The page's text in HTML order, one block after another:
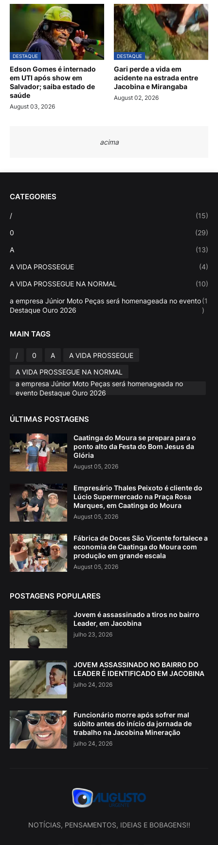
DESTAQUE
Edson Gomes é internado
em UTI após show em
Salvador; saiba estado de
saúde
August 03, 2026
DESTAQUE
Gari perde a vida em
acidente na estrada entre
Jacobina e Mirangaba
August 02, 2026
acima
CATEGORIES
/ (15)
0 (29)
A (13)
A VIDA PROSSEGUE (4)
A VIDA PROSSEGUE NA NORMAL (10)
a empresa Júnior Moto Peças será homenageada no evento
Destaque Ouro 2026
(1
)
MAIN TAGS
/ 0 A
A VIDA PROSSEGUE
A VIDA PROSSEGUE NA NORMAL
a empresa Júnior Moto Peças será homenageada no
evento Destaque Ouro 2026
ÚLTIMAS POSTAGENS
Caatinga do Moura se prepara para o
ponto alto da Festa do Bom Jesus da
Glória
August 05, 2026
Empresário Thales Peixoto é cliente do
Lúcio Supermercado na Praça Rosa
Marques, em Caatinga do Moura
August 05, 2026
Fábrica de Doces São Vicente fortalece a
economia de Caatinga do Moura com
produção em grande escala
August 05, 2026
POSTAGENS POPULARES
Jovem é assassinado a tiros no bairro
Leader, em Jacobina
julho 23, 2026
JOVEM ASSASSINADO NO BAIRRO DO
LEADER É IDENTIFICADO EM JACOBINA
julho 24, 2026
Funcionário morre após sofrer mal
súbito antes do início da jornada de
trabalho na Jacobina Mineração
julho 24, 2026
NOTÍCIAS, PENSAMENTOS, IDEIAS E BOBAGENS!!